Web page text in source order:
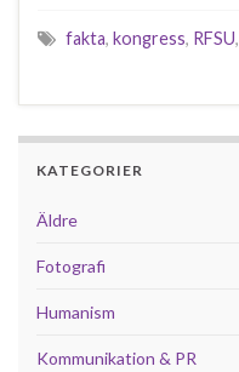
fakta, kongress, RFSU,
KATEGORIER
Äldre
Fotografi
Humanism
Kommunikation & PR